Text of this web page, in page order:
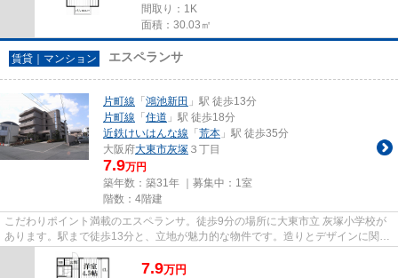
間取り：1K
面積：30.03㎡
賃貸｜マンション エスペランサ
片町線 「 鴻池新田 」駅 徒歩13分
片町線 「 住道 」駅 徒歩18分
近鉄けいはんな線 「 荒本 」駅 徒歩35分
大阪府大東市灰塚 ３丁目
7.9万円
築年数：築31年 ｜募集中： 1室
階数：4階建
こだわりポイント満載のエスペランサ。徒歩9分の場所に大東市立 灰塚小学校が
あります。駅まで徒歩13分と、立地が魅力的な物件です。造りとデザインに関し
て、自信をもって情報を提供...
7.9万円